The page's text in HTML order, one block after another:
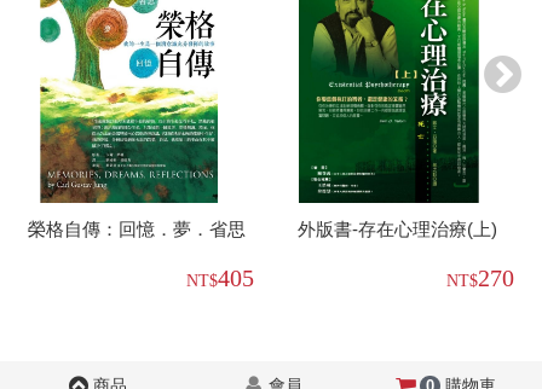
榮格自傳：回憶．夢．省思
405
外版書-存在心理治療(上)
270